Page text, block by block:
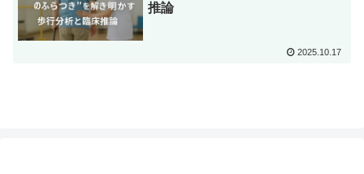
推論
2025.10.17